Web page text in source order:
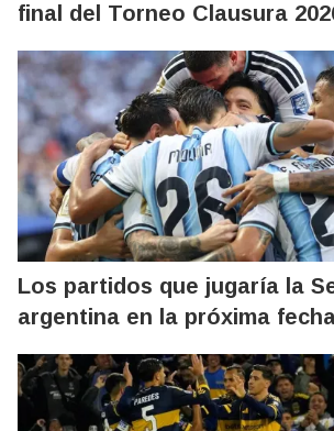
final del Torneo Clausura
Los partidos que jugaría la
argentina en la próxima